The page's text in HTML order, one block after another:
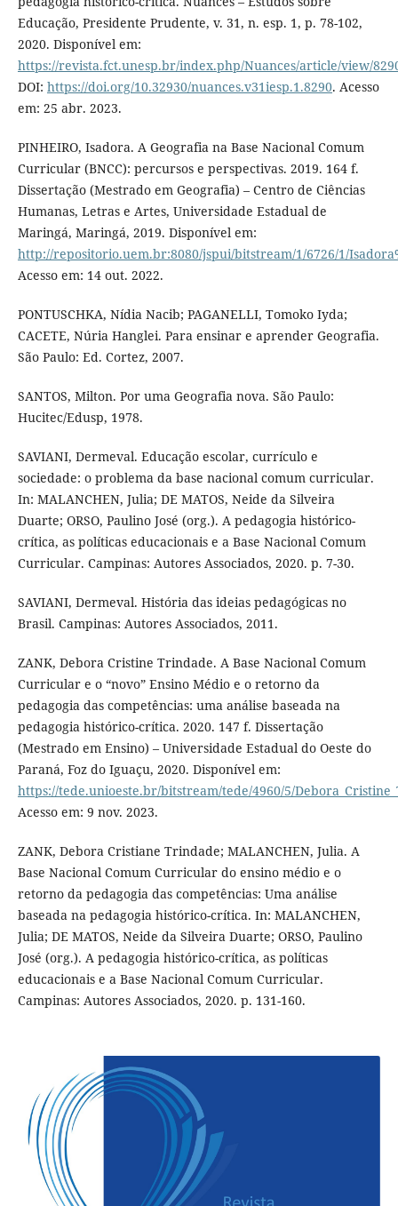
Educação, Presidente Prudente, v. 31, n. esp. 1, p. 78-102,
2020. Disponível em:
https://revista.fct.unesp.br/index.php/Nuances/article/view/
DOI: https://doi.org/10.32930/nuances.v31iesp.1.8290. Acesso
em: 25 abr. 2023.
PINHEIRO, Isadora. A Geografia na Base Nacional Comum
Curricular (BNCC): percursos e perspectivas. 2019. 164 f.
Dissertação (Mestrado em Geografia) – Centro de Ciências
Humanas, Letras e Artes, Universidade Estadual de
Maringá, Maringá, 2019. Disponível em:
http://repositorio.uem.br:8080/jspui/bitstream/1/6726/1/
Acesso em: 14 out. 2022.
PONTUSCHKA, Nídia Nacib; PAGANELLI, Tomoko Iyda;
CACETE, Núria Hanglei. Para ensinar e aprender Geografia.
São Paulo: Ed. Cortez, 2007.
SANTOS, Milton. Por uma Geografia nova. São Paulo:
Hucitec/Edusp, 1978.
SAVIANI, Dermeval. Educação escolar, currículo e
sociedade: o problema da base nacional comum curricular.
In: MALANCHEN, Julia; DE MATOS, Neide da Silveira
Duarte; ORSO, Paulino José (org.). A pedagogia histórico-
crítica, as políticas educacionais e a Base Nacional Comum
Curricular. Campinas: Autores Associados, 2020. p. 7-30.
SAVIANI, Dermeval. História das ideias pedagógicas no
Brasil. Campinas: Autores Associados, 2011.
ZANK, Debora Cristine Trindade. A Base Nacional Comum
Curricular e o “novo” Ensino Médio e o retorno da
pedagogia das competências: uma análise baseada na
pedagogia histórico-crítica. 2020. 147 f. Dissertação
(Mestrado em Ensino) – Universidade Estadual do Oeste do
Paraná, Foz do Iguaçu, 2020. Disponível em:
https://tede.unioeste.br/bitstream/tede/4960/5/
Acesso em: 9 nov. 2023.
ZANK, Debora Cristiane Trindade; MALANCHEN, Julia. A
Base Nacional Comum Curricular do ensino médio e o
retorno da pedagogia das competências: Uma análise
baseada na pedagogia histórico-crítica. In: MALANCHEN,
Julia; DE MATOS, Neide da Silveira Duarte; ORSO, Paulino
José (org.). A pedagogia histórico-crítica, as políticas
educacionais e a Base Nacional Comum Curricular.
Campinas: Autores Associados, 2020. p. 131-160.